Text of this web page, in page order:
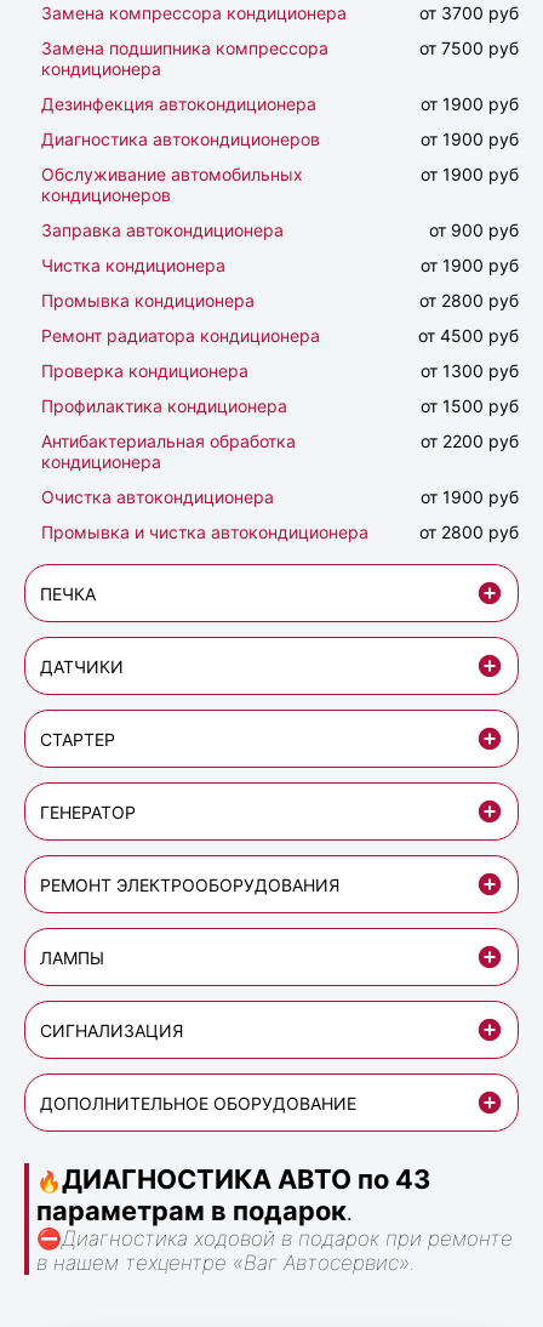
Замена компрессора кондиционера
от 3700 руб
Замена подшипника компрессора
кондиционера
от 7500 руб
Дезинфекция автокондиционера
от 1900 руб
Диагностика автокондиционеров
от 1900 руб
Обслуживание автомобильных
кондиционеров
от 1900 руб
Заправка автокондиционера
от 900 руб
Чистка кондиционера
от 1900 руб
Промывка кондиционера
от 2800 руб
Ремонт радиатора кондиционера
от 4500 руб
Проверка кондиционера
от 1300 руб
Профилактика кондиционера
от 1500 руб
Антибактериальная обработка
кондиционера
от 2200 руб
Очистка автокондиционера
от 1900 руб
Промывка и чистка автокондиционера
от 2800 руб
ПЕЧКА
ДАТЧИКИ
СТАРТЕР
ГЕНЕРАТОР
РЕМОНТ ЭЛЕКТРООБОРУДОВАНИЯ
ЛАМПЫ
СИГНАЛИЗАЦИЯ
ДОПОЛНИТЕЛЬНОЕ ОБОРУДОВАНИЕ
🔥ДИАГНОСТИКА АВТО по 43
параметрам в подарок.
⛔Диагностика ходовой в подарок при ремонте
в нашем техцентре «Ваг Автосервис».